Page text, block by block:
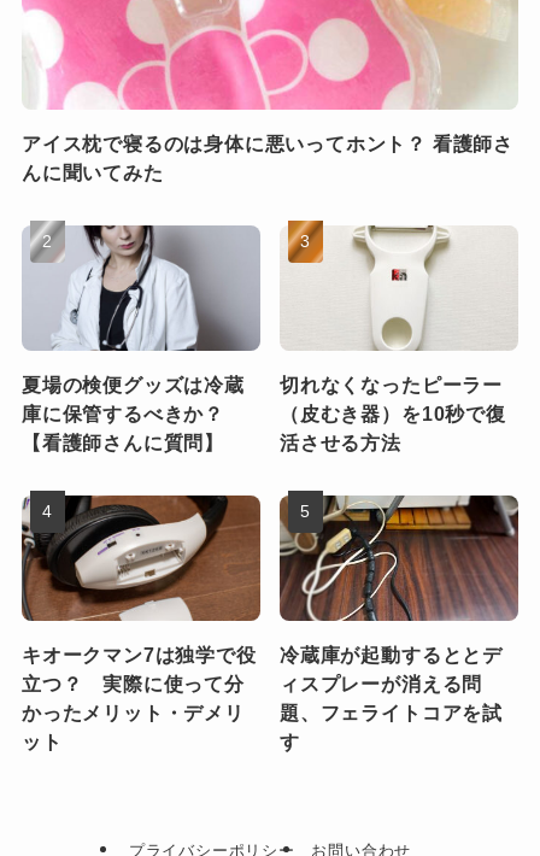
アイス枕で寝るのは身体に悪いってホント？ 看護師さ
んに聞いてみた
夏場の検便グッズは冷蔵
庫に保管するべきか？
【看護師さんに質問】
切れなくなったピーラー
（皮むき器）を10秒で復
活させる方法
キオークマン7は独学で役
立つ？ 実際に使って分
かったメリット・デメリ
ット
冷蔵庫が起動するととデ
ィスプレーが消える問
題、フェライトコアを試
す
プライバシーポリシー お問い合わせ